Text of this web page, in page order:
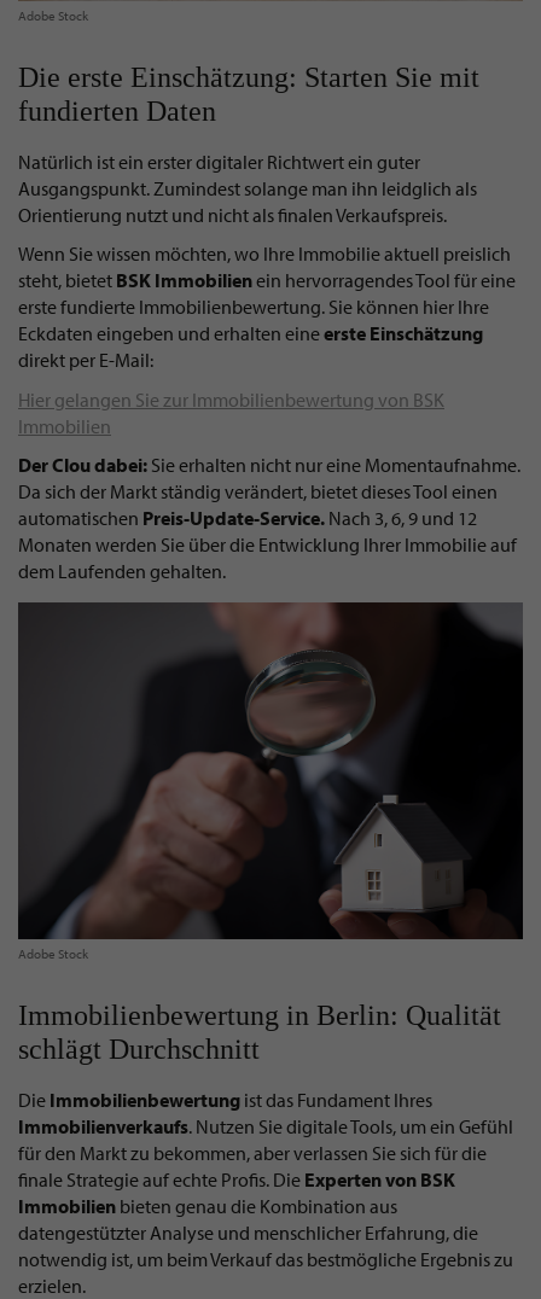
Adobe Stock
Die erste Einschätzung: Starten Sie mit
fundierten Daten
Natürlich ist ein erster digitaler Richtwert ein guter
Ausgangspunkt. Zumindest solange man ihn leidglich als
Orientierung nutzt und nicht als finalen Verkaufspreis.
Wenn Sie wissen möchten, wo Ihre Immobilie aktuell preislich
steht, bietet BSK Immobilienein hervorragendes Tool für eine
erste fundierte Immobilienbewertung. Sie können hier Ihre
Eckdaten eingeben und erhalten eineerste Einschätzung
direkt per E-Mail:
Hier gelangen Sie zur Immobilienbewertung von BSK
Immobilien
Der Clou dabei: Sie erhalten nicht nur eine Momentaufnahme.
Da sich der Markt ständig verändert, bietet dieses Tool einen
automatischen Preis-Update-Service. Nach 3, 6, 9 und 12
Monaten werden Sie über die Entwicklung Ihrer Immobilie auf
dem Laufenden gehalten.
Adobe Stock
Immobilienbewertung in Berlin: Qualität
schlägt Durchschnitt
Die Immobilienbewertung ist das Fundament Ihres
Immobilienverkaufs. Nutzen Sie digitale Tools, um ein Gefühl
für den Markt zu bekommen, aber verlassen Sie sich für die
finale Strategie auf echte Profis. Die Experten von BSK
Immobilien bieten genau die Kombination aus
datengestützter Analyse und menschlicher Erfahrung, die
notwendig ist, um beim Verkauf das bestmögliche Ergebnis zu
erzielen.